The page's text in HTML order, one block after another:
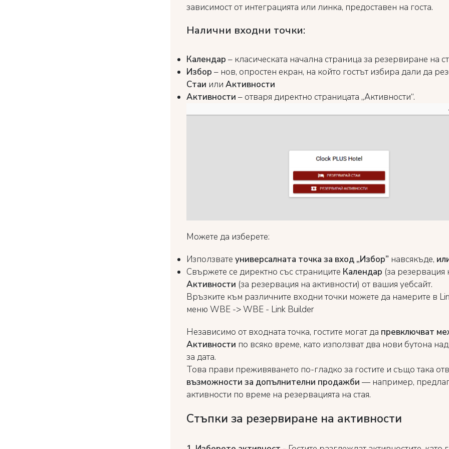
зависимост от интеграцията или линка, предоставен на госта.
Налични входни точки:
Календар – класическата начална страница за резервиране на
Избор – нов, опростен екран, на който гостът избира дали да
Стаи или Активности
Активности – отваря директно страницата „Активности“.
Можете да изберете:
Използвате универсалната точка за вход „Избор” навсякъде,
Свържете се директно със страниците Календар (за резервация
Активности (за резервация на активности) от вашия уебсайт.
Връзките към различните входни точки можете да намерите в
меню WBE -> WBE - Link Builder
Независимо от входната точка, гостите могат да превключват
Активности по всяко време, като използват два нови бутона
за дата.
Това прави преживяването по-гладко за гостите и също така
възможности за допълнителни продажби — например,
активности по време на резервацията на стая.
Стъпки за резервиране на активности